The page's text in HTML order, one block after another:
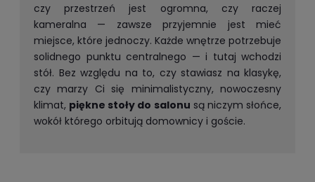
czy przestrzeń jest ogromna, czy raczej
kameralna — zawsze przyjemnie jest mieć
miejsce, które jednoczy. Każde wnętrze potrzebuje
solidnego punktu centralnego — i tutaj wchodzi
stół. Bez względu na to, czy stawiasz na klasykę,
czy marzy Ci się minimalistyczny, nowoczesny
klimat, piękne stoły do salonu są niczym słońce,
wokół którego orbitują domownicy i goście.